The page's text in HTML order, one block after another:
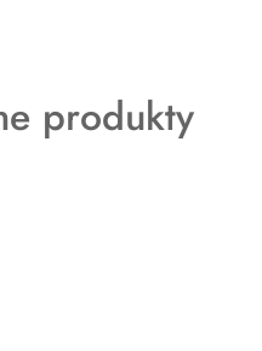
produkty